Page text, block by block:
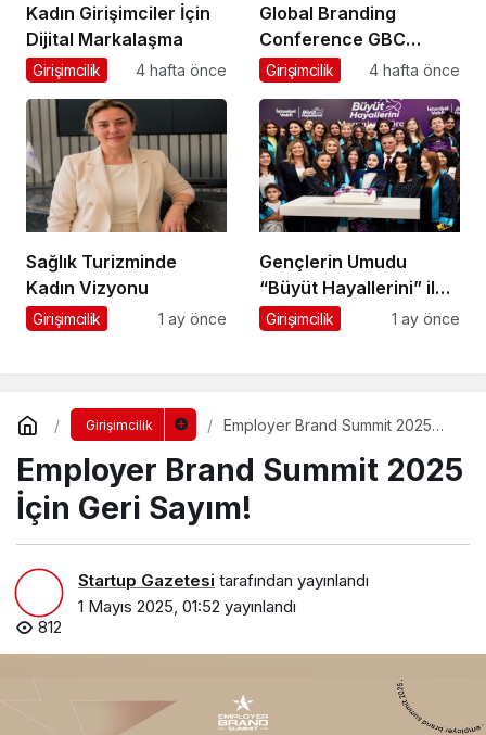
Kadın Girişimciler İçin
Dijital Markalaşma
Girişimcilik 4 hafta önce
Global Branding
Conference GBC
Misyonu Hakkında
Girişimcilik 4 hafta önce
Sağlık Turizminde
Kadın Vizyonu
Girişimcilik 1 ay önce
Gençlerin Umudu
“Büyüt Hayallerini” ile
267 Genç Daha
Girişimcilik 1 ay önce
Girişimcilik
Employer Brand Summit 2025
Employer Brand Summit 2025
İçin Geri Sayım!
Startup Gazetesi tarafından yayınlandı
1 Mayıs 2025, 01:52 yayınlandı
812